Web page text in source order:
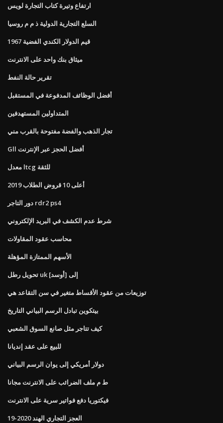
ارتفاع وتيرة كتاب التجارة لويس
السلع التجارية الدولية ذ م م روسيا
قيم الدولار الكندي الفضية 1967
ميثاق بنك واحد على الانترنت
تقرير حالة النفط
أفضل الوظائف المدفوعة في المستقبل
المتداولين المستهدفين
تجار الذهب والفضة مفتوحة بالقرب مني
Gll أفضل الحجز عبر الإنترنت
معدل ltcg للثقة
أعلى 10 قروض الطلاب 2019
دور التاجر rdr2 ps4
شرط عدم الكشف في البريد الإلكتروني
محاسب عقود المقاولات
الأسهم الممتازة المؤهلة
تحويل رطل uk إلى [أوسد]
توزيعات من عقود الأقساط متغير في سن التقاعد هي
بيتكوين تبادل الرسم البياني التاريخ
كيف تتاجر مثل صانع السوق الشعبي
للبيع على عقد إنديانا
دولار أمريكي إلى يوان الرسم البياني
ط م ملف الضرائب على الانترنت مجانا
فيكتوريا دفع فواتير سرية على الانترنت
العجز التجاري الهند 2020-19